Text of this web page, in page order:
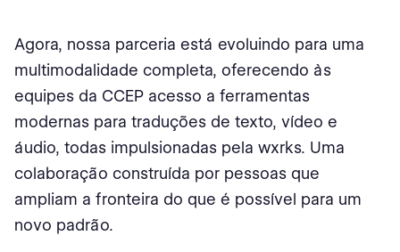
Agora, nossa parceria está evoluindo para uma
multimodalidade completa, oferecendo às
equipes da CCEP acesso a ferramentas
modernas para traduções de texto, vídeo e
áudio, todas impulsionadas pela wxrks. Uma
colaboração construída por pessoas que
ampliam a fronteira do que é possível para um
novo padrão.